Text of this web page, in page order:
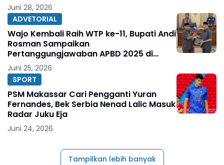
Juni 28, 2026
ADVETORIAL
Wajo Kembali Raih WTP ke-11, Bupati Andi
Rosman Sampaikan
Pertanggungjawaban APBD 2025 di
DPRD
Juni 25, 2026
SPORT
PSM Makassar Cari Pengganti Yuran
Fernandes, Bek Serbia Nenad Lalic Masuk
Radar Juku Eja
Juni 24, 2026
Tampilkan lebih banyak